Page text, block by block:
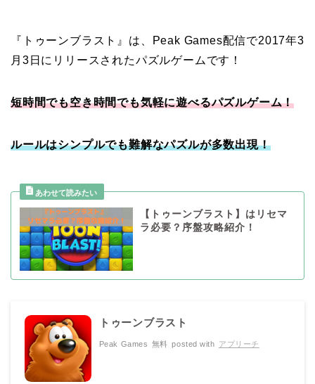
『トゥーンブラスト』は、Peak Games配信で2017年3
月3日にリリースされたパズルゲームです！
短時間でも空き時間でも気軽に遊べるパズルゲーム！
ルールはシンプルでも難解なパズルが多数出現！
【トゥーンブラスト】はリセマ
ラ必要？序盤攻略紹介！
トゥーンブラスト
Peak Games 無料 posted with アプリーチ